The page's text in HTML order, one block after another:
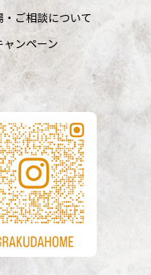
・ご相談について
ャンペーン